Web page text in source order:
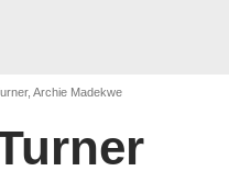
Archie Madekwe